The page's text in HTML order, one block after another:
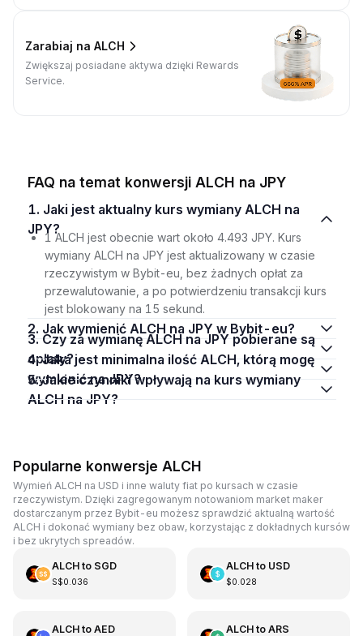
Zarabiaj na ALCH
Zwiększaj posiadane aktywa dzięki Rewards
Service.
FAQ na temat konwersji ALCH na JPY
1. Jaki jest aktualny kurs wymiany ALCH na
JPY?
1 ALCH jest obecnie wart około 4.493 JPY. Kurs
wymiany ALCH na JPY jest aktualizowany w czasie
rzeczywistym w Bybit-eu, bez żadnych opłat za
przewalutowanie, a po potwierdzeniu transakcji kurs
jest blokowany na 15 sekund.
2. Jak wymienić ALCH na JPY w Bybit-eu?
3. Czy za wymianę ALCH na JPY pobierane są
opłaty?
4. Jaka jest minimalna ilość ALCH, którą mogę
wymienić na JPY?
5. Jakie czynniki wpływają na kurs wymiany
ALCH na JPY?
Popularne konwersje ALCH
Wymień ALCH na USD i inne waluty fiat po kursach w czasie
rzeczywistym. Dzięki zagregowanym notowaniom market maker
dostarczanym przez Bybit-eu możesz sprawdzić aktualną wartość
ALCH i dokonać wymiany bez obaw, korzystając z dokładnych kursów
i bez ukrytych spreadów.
ALCHto SGD
S$0.036
ALCHto USD
$0.028
ALCHto AED ALCHto ARS